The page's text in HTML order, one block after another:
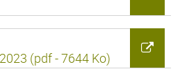
(pdf - 7644 Ko)